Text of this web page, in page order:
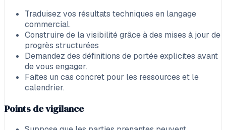
Traduisez vos résultats techniques en langage
commercial.
Construire de la visibilité grâce à des mises à jour de
progrès structurées
Demandez des définitions de portée explicites avant
de vous engager.
Faites un cas concret pour les ressources et le
calendrier.
Points de vigilance